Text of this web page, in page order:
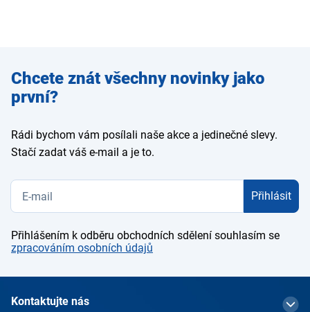
Zadejte
e-mail
Chcete znát všechny novinky jako
první?
Rádi bychom vám posílali naše akce a jedinečné slevy.
Stačí zadat váš e-mail a je to.
Přihlásit
Přihlášením k odběru obchodních sdělení souhlasím se
zpracováním osobních údajů
Kontaktujte nás